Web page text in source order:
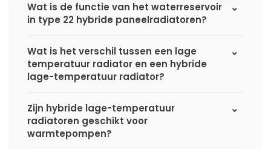
Wat is de functie van het waterreservoir
in type 22 hybride paneelradiatoren?
Wat is het verschil tussen een lage
temperatuur radiator en een hybride
lage-temperatuur radiator?
Zijn hybride lage-temperatuur
radiatoren geschikt voor
warmtepompen?